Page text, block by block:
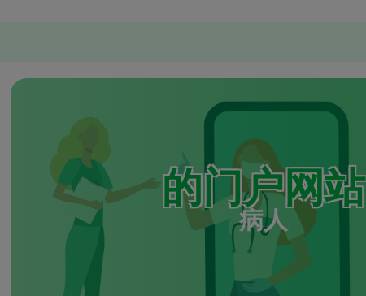
的门户网站
病人